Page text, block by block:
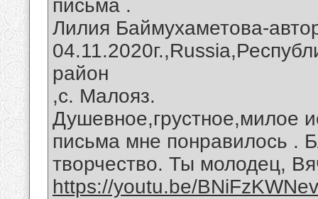
письма .
Лилия Баймухаметова-
район
,с. Малояз.
Душевное,грустное,милое
письма мне понравилось .
творчество. Ты молодец,
https://youtu.be/